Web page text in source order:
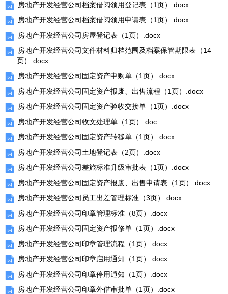
房地产开发经营公司档案借阅领用登记表（1页）.docx
房地产开发经营公司档案借阅领用申请表（1页）.docx
房地产开发经营公司房屋登记表（1页）.docx
房地产开发经营公司文件材料归档范围及档案保管期限表（14
页）.docx
房地产开发经营公司固定资产申购单（1页）.docx
房地产开发经营公司固定资产报废、出售流程（1页）.docx
房地产开发经营公司固定资产验收交接单（1页）.docx
房地产开发经营公司收文处理单（1页）.doc
房地产开发经营公司固定资产转移单（1页）.docx
房地产开发经营公司土地登记表（2页）.docx
房地产开发经营公司差旅标准升级审批表（1页）.docx
房地产开发经营公司固定资产报废、出售申请表（1页）.docx
房地产开发经营公司员工出差管理标准（3页）.docx
房地产开发经营公司印章管理标准（8页）.docx
房地产开发经营公司固定资产报修单（1页）.docx
房地产开发经营公司印章管理流程（1页）.docx
房地产开发经营公司印章启用通知（1页）.docx
房地产开发经营公司印章停用通知（1页）.docx
房地产开发经营公司印章外借审批单（1页）.docx